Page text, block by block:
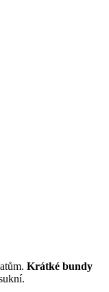
Krátké bundy